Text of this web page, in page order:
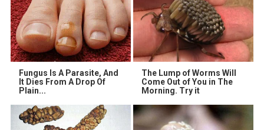
Fungus Is A Parasite, And
It Dies From A Drop Of
Plain...
The Lump of Worms Will
Come Out of You in The
Morning. Try it